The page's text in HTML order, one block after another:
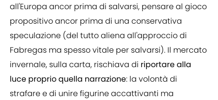
all'Europa ancor prima di salvarsi, pensare al gioco
propositivo ancor prima di una conservativa
speculazione (del tutto aliena all'approccio di
Fabregas ma spesso vitale per salvarsi). Il mercato
invernale, sulla carta, rischiava di riportare alla
luce proprio quella narrazione: la volontà di
strafare e di unire figurine accattivanti ma